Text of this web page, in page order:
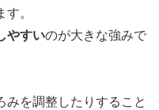
。
やすいのが大きな強みで
みを調整したりすること